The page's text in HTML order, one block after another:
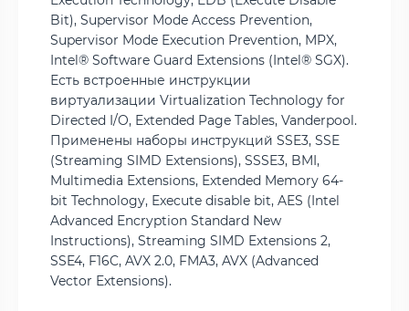
Bit), Supervisor Mode Access Prevention,
Supervisor Mode Execution Prevention, MPX,
Intel® Software Guard Extensions (Intel® SGX).
Есть встроенные инструкции
виртуализации Virtualization Technology for
Directed I/O, Extended Page Tables, Vanderpool.
Применены наборы инструкций SSE3, SSE
(Streaming SIMD Extensions), SSSE3, BMI,
Multimedia Extensions, Extended Memory 64-
bit Technology, Execute disable bit, AES (Intel
Advanced Encryption Standard New
Instructions), Streaming SIMD Extensions 2,
SSE4, F16C, AVX 2.0, FMA3, AVX (Advanced
Vector Extensions).